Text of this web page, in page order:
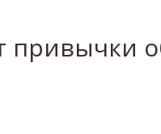
привычки